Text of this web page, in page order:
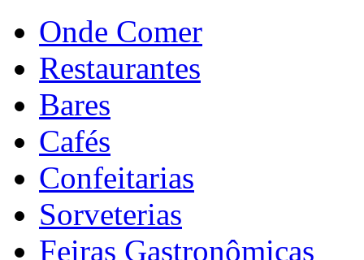
Onde Comer
Restaurantes
Bares
Cafés
Confeitarias
Sorveterias
Feiras Gastronômicas